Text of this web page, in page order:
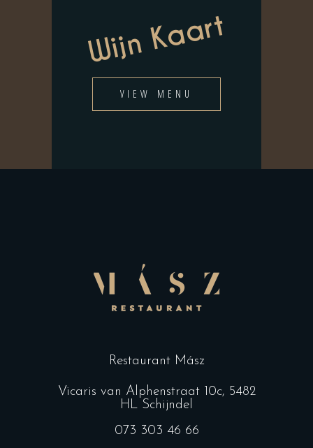
Wijn Kaart
VIEW MENU
Restaurant Mász
Vicaris van Alphenstraat 10c, 5482
HL Schijndel
073 303 46 66